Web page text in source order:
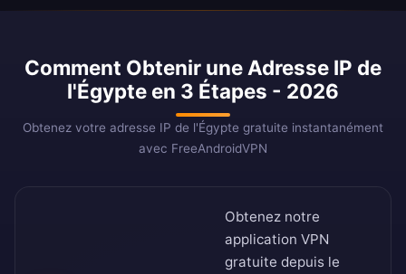
Comment Obtenir une Adresse IP de
l'Égypte en 3 Étapes - 2026
Obtenez votre adresse IP de l'Égypte gratuite instantanément
avec FreeAndroidVPN
Obtenez notre
application VPN
gratuite depuis le